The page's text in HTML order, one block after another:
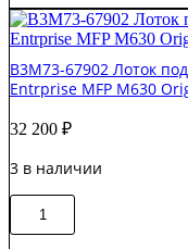
/
CC434-
67902
Входной
лоток
White
CM1312
CM2320
Original
B3M73-67902 Лоток
Entrprise MFP M630
32 200 ₽
3 в наличии
Количество
товара